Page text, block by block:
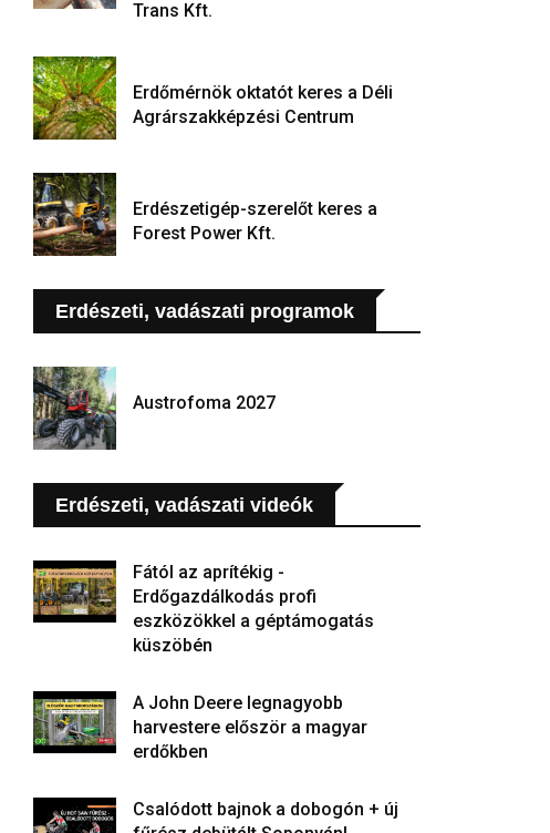
Trans Kft.
Erdőmérnök oktatót keres a Déli
Agrárszakképzési Centrum
Erdészetigép-szerelőt keres a
Forest Power Kft.
Erdészeti, vadászati programok
Austrofoma 2027
Erdészeti, vadászati videók
Fától az aprítékig -
Erdőgazdálkodás profi
eszközökkel a géptámogatás
küszöbén
A John Deere legnagyobb
harvestere először a magyar
erdőkben
Csalódott bajnok a dobogón + új